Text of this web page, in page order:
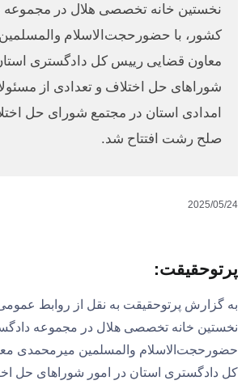
نخستین خانه تخصصی هلال در مجموعه
کشور، با حضورحجت‌الاسلام
معاون قضایی رییس کل دادگستری
شوراهای حل اختلاف و تعدادی از
امدادی استان در مجتمع شورای حل
صلح رشت افتتاح شد.
2025/05/24
پرتوحقیقت:
به گزارش پرتوحقیقت به نقل از روابط
نخستین خانه تخصصی هلال در مجموعه
حضورحجت‌الاسلام والمسلمین میرمحمدی
کل دادگستری استان در امور شوراهای حل